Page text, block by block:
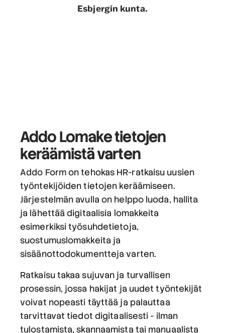
Esbjergin kunta.
Addo Lomaketietojen
keräämistä varten
Addo Form on tehokas HR-ratkaisu uusien
työntekijöiden tietojen keräämiseen.
Järjestelmän avulla on helppo luoda, hallita
ja lähettää digitaalisia lomakkeita
esimerkiksi työsuhdetietoja,
suostumuslomakkeita ja
sisäänottodokumentteja varten.
Ratkaisu takaa sujuvan ja turvallisen
prosessin, jossa hakijat ja uudet työntekijät
voivat nopeasti täyttää ja palauttaa
tarvittavat tiedot digitaalisesti - ilman
tulostamista, skannaamista tai manuaalista